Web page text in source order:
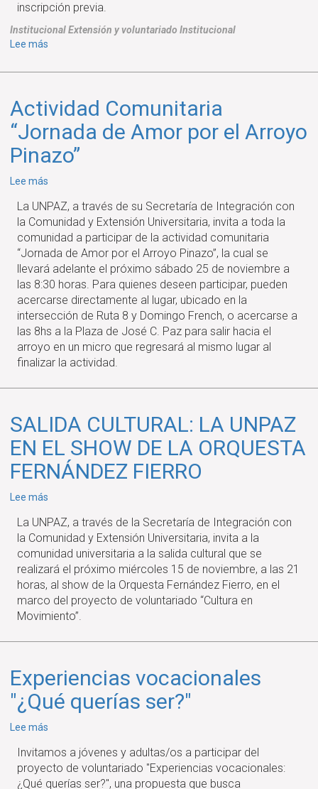
inscripción previa.
InstitucionalExtensión y voluntariado Institucional
Lee más
al
Nacional
Bellas
Artes
Actividad Comunitaria
“Jornada de Amor por el Arroyo
Pinazo”
Lee más
Comunitaria
“Jornada
de
Amor
por
el
Arroyo
Pinazo”
La UNPAZ, a través de su Secretaría de Integración con
la Comunidad y Extensión Universitaria, invita a toda la
comunidad a participar de la actividad comunitaria
“Jornada de Amor por el Arroyo Pinazo”, la cual se
llevará adelante el próximo sábado 25 de noviembre a
las 8:30 horas. Para quienes deseen participar, pueden
acercarse directamente al lugar, ubicado en la
intersección de Ruta 8 y Domingo French, o acercarse a
las 8hs a la Plaza de José C. Paz para salir hacia el
arroyo en un micro que regresará al mismo lugar al
finalizar la actividad.
SALIDA CULTURAL: LA UNPAZ
EN EL SHOW DE LA ORQUESTA
FERNÁNDEZ FIERRO
Lee más
CULTURAL:
LA
UNPAZ
EN
EL
SHOW
DE
LA
FERNÁNDEZ
FIERRO
La UNPAZ, a través de la Secretaría de Integración con
la Comunidad y Extensión Universitaria, invita a la
comunidad universitaria a la salida cultural que se
realizará el próximo miércoles 15 de noviembre, a las 21
horas, al show de la Orquesta Fernández Fierro, en el
marco del proyecto de voluntariado “Cultura en
Movimiento”.
Experiencias vocacionales
"¿Qué querías ser?"
Lee más
vocacionales
"¿Qué
Invitamos a jóvenes y adultas/os a participar del
proyecto de voluntariado "Experiencias vocacionales:
¿Qué querías ser?", una propuesta que busca